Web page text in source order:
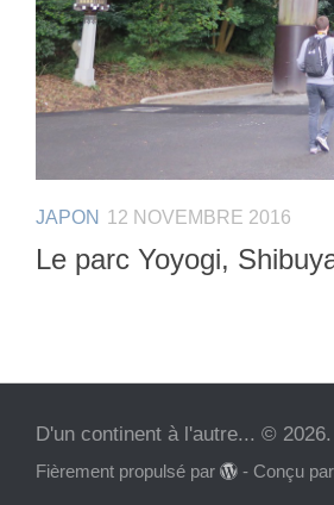
JAPON 12 NOVEMBRE 2016
Le parc Yoyogi,
D'un continent à l'autre... ©
Fièrement propulsé par - Conçu par